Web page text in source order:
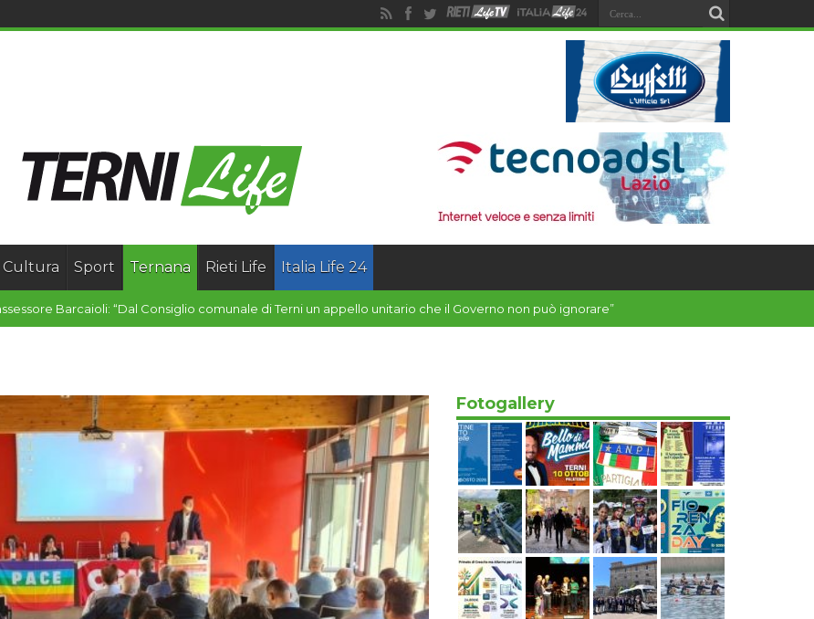
Cultura Sport Ternana Rieti Life Italia Life 24
Fotogallery